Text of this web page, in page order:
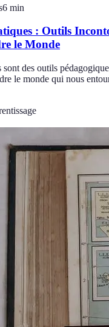
6 min
: Outils
le Monde
sont des outils
le monde qui nous